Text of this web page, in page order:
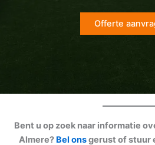
Offerte
Bent u op zoek naar informatie
Almere? Bel onsgerust of stuur